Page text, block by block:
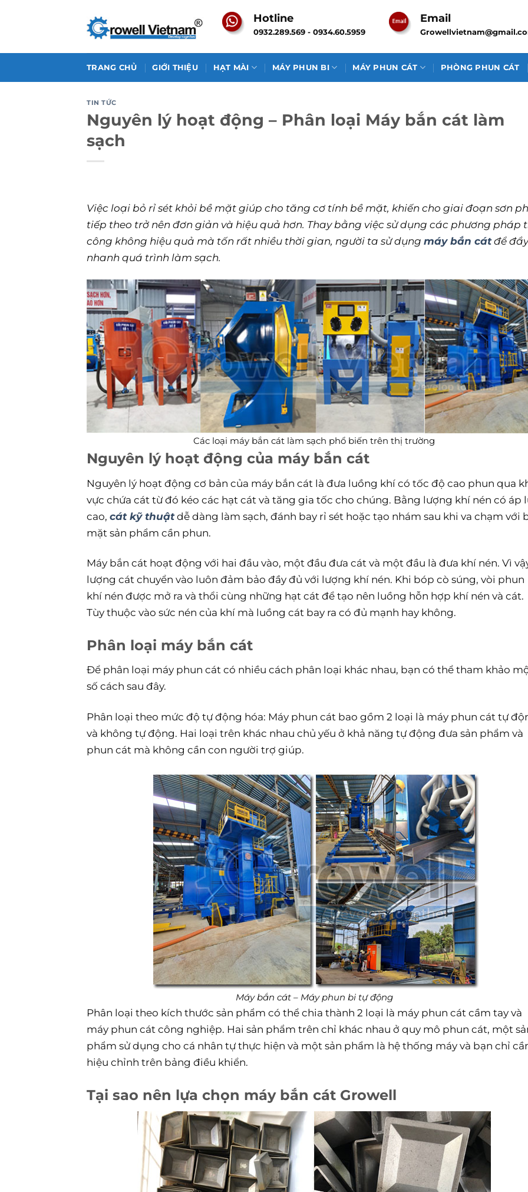
Hotline
0932.289.569 - 0934.60.5959
Email
TRANG CHỦ GIỚI THIỆU HẠT MÀI MÁY PHUN BI MÁY PHUN CÁT PHÒNG PHUN CÁT
TIN TỨC
Nguyên lý hoạt động – Phân loại Máy bắn cát làm
sạch
Việc loại bỏ rỉ sét khỏi bề mặt giúp cho tăng cơ tính bề mặt, khiến cho giai đoạn sơn
tiếp theo trở nên đơn giản và hiệu quả hơn. Thay bằng việc sử dụng các phương pháp
công không hiệu quả mà tốn rất nhiều thời gian, người ta sử dụng máy bắn cátđể đẩy
nhanh quá trình làm sạch.
Các loại máy bắn cát làm sạch phổ biến trên thị trường
Nguyên lý hoạt động của máy bắn cát
Nguyên lý hoạt động cơ bản của máy bắn cát là đưa luồng khí có tốc độ cao phun qua
vực chứa cát từ đó kéo các hạt cát và tăng gia tốc cho chúng. Bằng lượng khí nén có áp
cao, cát kỹ thuậtdễ dàng làm sạch, đánh bay rỉ sét hoặc tạo nhám sau khi va chạm với
mặt sản phẩm cần phun.
Máy bắn cát hoạt động với hai đầu vào, một đầu đưa cát và một đầu là đưa khí nén. Vì
lượng cát chuyển vào luôn đảm bảo đầy đủ với lượng khí nén. Khi bóp cò súng, vòi phun
khí nén được mở ra và thổi cùng những hạt cát để tạo nên luồng hỗn hợp khí nén và cát.
Tùy thuộc vào sức nén của khí mà luồng cát bay ra có đủ mạnh hay không.
Phân loại máy bắn cát
Để phân loại máy phun cát có nhiều cách phân loại khác nhau, bạn có thể tham khảo
số cách sau đây.
Phân loại theo mức độ tự động hóa: Máy phun cát bao gồm 2 loại là máy phun cát tự
và không tự động. Hai loại trên khác nhau chủ yếu ở khả năng tự động đưa sản phẩm và
phun cát mà không cần con người trợ giúp.
Máy bắn cát – Máy phun bi tự động
Phân loại theo kích thước sản phẩm có thể chia thành 2 loại là máy phun cát cầm tay và
máy phun cát công nghiệp. Hai sản phẩm trên chỉ khác nhau ở quy mô phun cát, một
phẩm sử dụng cho cá nhân tự thực hiện và một sản phẩm là hệ thống máy và bạn chỉ
hiệu chỉnh trên bảng điều khiển.
Tại sao nên lựa chọn máy bắn cát Growell